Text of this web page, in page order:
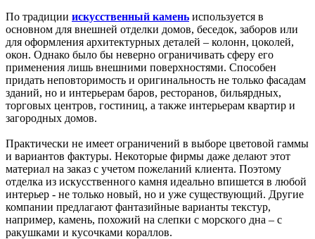
По традиции искусственный камень используется в
основном для внешней отделки домов, беседок, заборов или
для оформления архитектурных деталей – колонн, цоколей,
окон. Однако было бы неверно ограничивать сферу его
применения лишь внешними поверхностями. Способен
придать неповторимость и оригинальность не только фасадам
зданий, но и интерьерам баров, ресторанов, бильярдных,
торговых центров, гостиниц, а также интерьерам квартир и
загородных домов.
Практически не имеет ограничений в выборе цветовой гаммы
и вариантов фактуры. Некоторые фирмы даже делают этот
материал на заказ с учетом пожеланий клиента. Поэтому
отделка из искусственного камня идеально впишется в любой
интерьер - не только новый, но и уже существующий. Другие
компании предлагают фантазийные варианты текстур,
например, камень, похожий на слепки с морского дна – с
ракушками и кусочками кораллов.